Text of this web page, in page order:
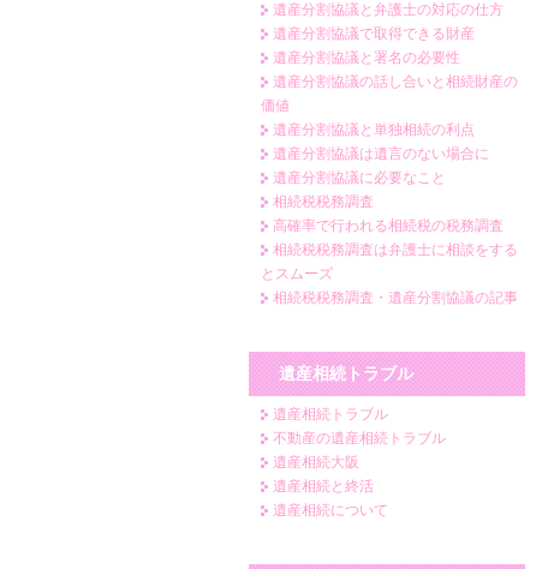
遺産分割協議と弁護士の対応の仕方
遺産分割協議で取得できる財産
遺産分割協議と署名の必要性
遺産分割協議の話し合いと相続財産の
価値
遺産分割協議と単独相続の利点
遺産分割協議は遺言のない場合に
遺産分割協議に必要なこと
相続税税務調査
高確率で行われる相続税の税務調査
相続税税務調査は弁護士に相談をする
とスムーズ
相続税税務調査・遺産分割協議の記事
遺産相続トラブル
遺産相続トラブル
不動産の遺産相続トラブル
遺産相続大阪
遺産相続と終活
遺産相続について